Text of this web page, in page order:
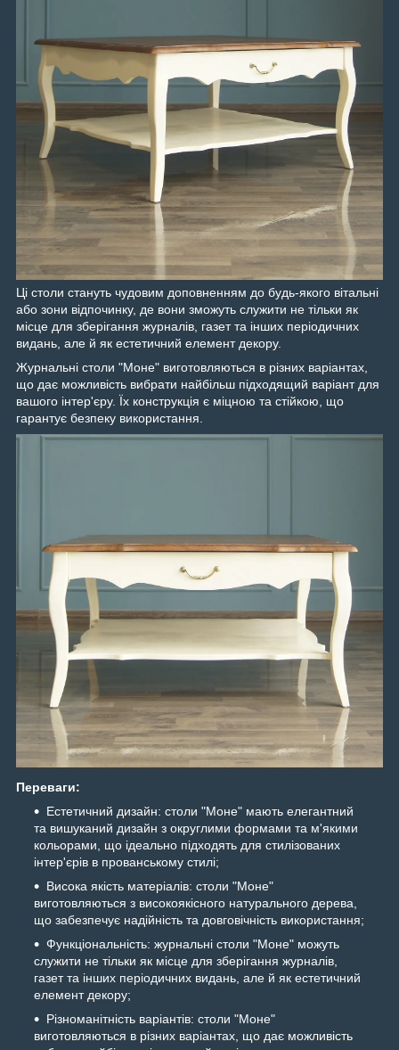
Ці столи стануть чудовим доповненням до будь-якого вітальні
або зони відпочинку, де вони зможуть служити не тільки як
місце для зберігання журналів, газет та інших періодичних
видань, але й як естетичний елемент декору.
Журнальні столи "Моне" виготовляються в різних варіантах,
що дає можливість вибрати найбільш підходящий варіант для
вашого інтер'єру. Їх конструкція є міцною та стійкою, що
гарантує безпеку використання.
Переваги:
Естетичний дизайн: столи "Моне" мають елегантний
та вишуканий дизайн з округлими формами та м'якими
кольорами, що ідеально підходять для стилізованих
інтер'єрів в прованському стилі;
Висока якість матеріалів: столи "Моне"
виготовляються з високоякісного натурального дерева,
що забезпечує надійність та довговічність використання;
Функціональність: журнальні столи "Моне" можуть
служити не тільки як місце для зберігання журналів,
газет та інших періодичних видань, але й як естетичний
елемент декору;
Різноманітність варіантів: столи "Моне"
виготовляються в різних варіантах, що дає можливість